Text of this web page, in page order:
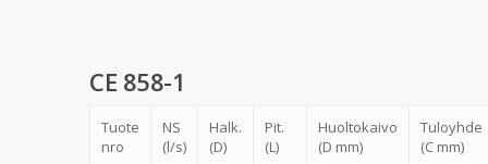
CE 858-1
Tuote
nro
NS
(l/s)
Halk.
(D)
Pit.
(L)
Huoltokaivo
(D mm)
Tuloyhde
(C mm)